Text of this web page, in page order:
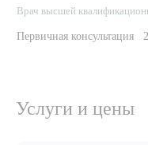
Руководство клиники
Вакансии
Политика
Услуги и цены
Направления
Хирургический стационар
Подготовка к диагностике
Врач высшей
Первичная консультация
Услуги и цены